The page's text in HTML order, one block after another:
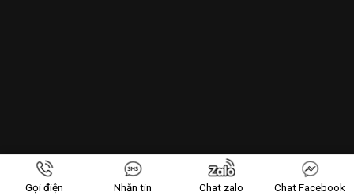
Gọi điện Nhắn tin Chat zalo Chat Facebook